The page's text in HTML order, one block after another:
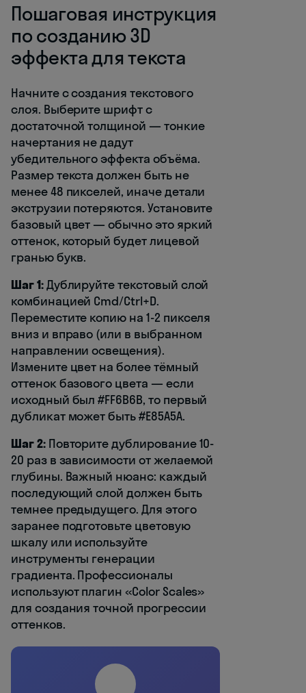
Пошаговая инструкция
по созданию 3D
эффекта для текста
Начните с создания текстового
слоя. Выберите шрифт с
достаточной толщиной — тонкие
начертания не дадут
убедительного эффекта объёма.
Размер текста должен быть не
менее 48 пикселей, иначе детали
экструзии потеряются. Установите
базовый цвет — обычно это яркий
оттенок, который будет лицевой
гранью букв.
Шаг 1:Дублируйте текстовый слой
комбинацией Cmd/Ctrl+D.
Переместите копию на 1-2 пикселя
вниз и вправо (или в выбранном
направлении освещения).
Измените цвет на более тёмный
оттенок базового цвета — если
исходный был #FF6B6B, то первый
дубликат может быть #E85A5A.
Шаг 2:Повторите дублирование 10-
20 раз в зависимости от желаемой
глубины. Важный нюанс: каждый
последующий слой должен быть
темнее предыдущего. Для этого
заранее подготовьте цветовую
шкалу или используйте
инструменты генерации
градиента. Профессионалы
используют плагин «Color Scales»
для создания точной прогрессии
оттенков.